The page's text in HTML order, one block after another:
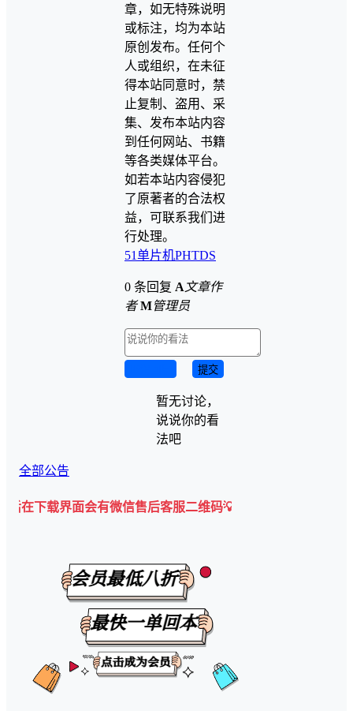
章，如无特殊说明
或标注，均为本站
原创发布。任何个
人或组织，在未征
得本站同意时，禁
止复制、盗用、采
集、发布本站内容
到任何网站、书籍
等各类媒体平台。
如若本站内容侵犯
了原著者的合法权
益，可联系我们进
行处理。
51单片机PHTDS
0 条回复 A 文章作
者 M管理员
提交
暂无讨论，
说说你的看
法吧
全部公告
界面会有微信售后客服二维码💡